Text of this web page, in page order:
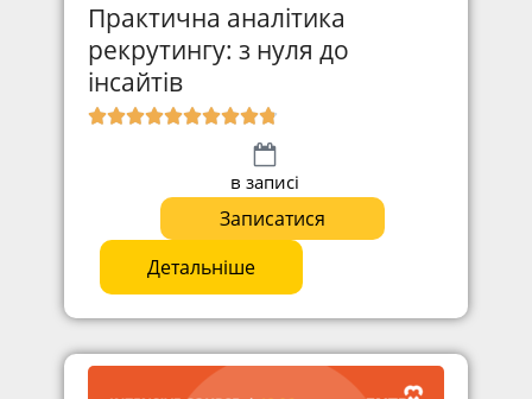
Практична аналітика
рекрутингу: з нуля до
інсайтів
в записі
Записатися
Детальніше